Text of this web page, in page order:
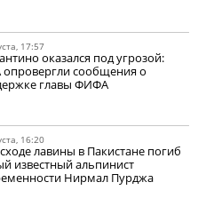
17:57
оказался под угрозой:
сообщения о
главы ФИФА
16:20
лавины в Пакистане погиб
известный альпинист
Нирмал Пурджа